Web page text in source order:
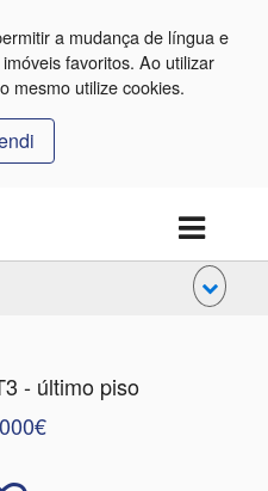
a mudança de língua e
favoritos. Ao utilizar
mesmo utilize cookies.
- último piso